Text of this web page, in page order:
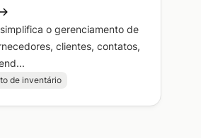
o gerenciamento de
clientes, contatos,
de inventário